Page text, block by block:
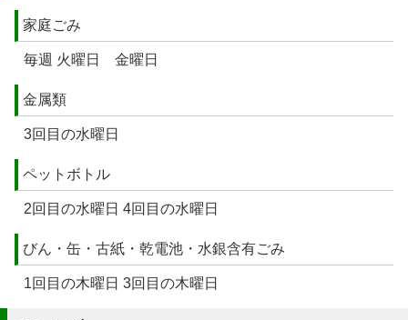
家庭ごみ
毎週 火曜日 金曜日
金属類
3回目の水曜日
ペットボトル
2回目の水曜日 4回目の水曜日
びん・缶・古紙・乾電池・水銀含有ごみ
1回目の木曜日 3回目の木曜日